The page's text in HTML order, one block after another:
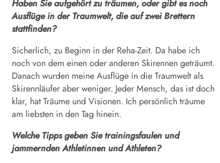
Haben Sie aufgehört zu träumen, oder gibt es noch
Ausflüge in der Traumwelt, die auf zwei Brettern
stattfinden?
Sicherlich, zu Beginn in der Reha-Zeit. Da habe ich
noch von dem einen oder anderen Skirennen geträumt.
Danach wurden meine Ausflüge in die Traumwelt als
Skirennläufer aber weniger. Jeder Mensch, das ist doch
klar, hat Träume und Visionen. Ich persönlich träume
am liebsten in den Tag hinein.
Welche Tipps geben Sie trainingsfaulen und
jammernden Athletinnen und Athleten?